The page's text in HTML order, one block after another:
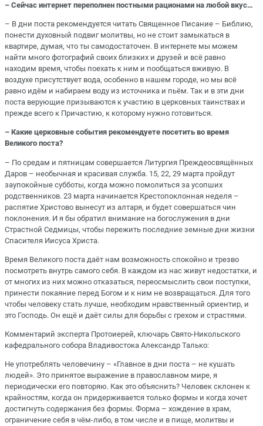
– Сейчас интернет переполнен постными рационами на любой вкус…
– В дни поста рекомендуется читать Священное Писание – Библию,
понести духовный подвиг молитвы, но не стоит замыкаться в
квартире, думая, что ты самодостаточен. В интернете мы можем
найти много фотографий своих близких и друзей и всё равно
находим время, чтобы поехать к ним и пообщаться вживую. В
воздухе присутствует вода, особенно в нашем городе, но мы всё
равно идём и набираем воду из источника и пьём. Так и в эти дни
поста верующие призываются к участию в церковных таинствах и
прежде всего к Причастию, к которому нужно готовиться.
– Какие церковные события рекомендуете посетить во время
Великого поста?
– По средам и пятницам совершается Литургия Преждеосвящённых
Даров – необычная и красивая служба. 15, 22, 29 марта пройдут
заупокойные субботы, когда можно помолиться за усопших
родственников. 23 марта начинается Крестопоклонная неделя –
распятие Христово вынесут из алтаря, и будет совершаться чин
поклонения. И я бы обратил внимание на богослужения в дни
Страстной Седмицы, чтобы пережить последние земные дни жизни
Спасителя Иисуса Христа.
Время Великого поста даёт нам возможность спокойно и трезво
посмотреть внутрь самого себя. В каждом из нас живут недостатки, и
от многих из них можно отказаться, переосмыслить свои поступки,
принести покаяние перед Богом и к ним не возвращаться. Для того
чтобы человеку стать лучше, необходим нравственный ориентир, и
это Господь. Он ещё и даёт силы для борьбы с грехом и страстями.
Комментарий эксперта Протоиерей, ключарь Свято-Никольского
кафедрального собора Владивостока Александр Талько:
Не употреблять человечину – «Главное в дни поста – не кушать
людей». Это принятое выражение в православном мире, я
периодически его повторяю. Как это объяснить? Человек склонен к
крайностям, когда он придерживается только формы и когда хочет
достигнуть содержания без формы. Форма – хождение в храм,
ограничение себя в чём-либо, в том числе и в пище, молитвы и